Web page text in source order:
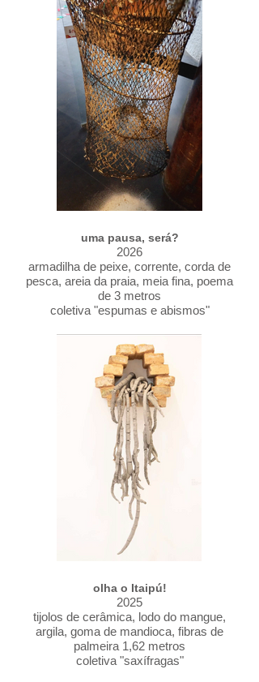
uma pausa, será?
2026
armadilha de peixe, corrente, corda de
pesca, areia da praia, meia fina, poema
de 3 metros
coletiva "espumas e abismos"
pescadores
Centro Cultural Paschoal Carlos Magno
- Niterói
"Em todos os jardins hei-de-florir,
Em todos beberei a lua cheia,
Quando enfim no meu jardim eu
possuir
Todas as praias onde o mar ondeia
Um dia serei eu o mar e a areia,
A tudo quanto existe me hei-de-unir,
E o meu sangue arrasta em cada veia
Esse abraço que um dia se há-de-abrir"
Sophia de Mello Breyner Andresen
(1919-2004)
olha o Itaipú!
2025
tijolos de cerâmica, lodo do mangue,
argila, goma de mandioca, fibras de
palmeira 1,62 metros
coletiva "saxífragas"